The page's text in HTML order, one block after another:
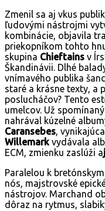
Zmenil sa aj vkus
ľudovými nástrojmi
kombinácie, objavila
priekopníkom tohto
skupina Chieftains v
Škandinávii. Dlhé
vnímavého publika
staré a krásne texty, a
poslucháčov? Tento
umelcov. Už
nahrával kúzelné
Caransebes,
Willemark vydávala
ECM, zmienku zaslúži a
Paralelou k
nós, majstrovské
nástrojov. Marchand
dôraz na rytmus,